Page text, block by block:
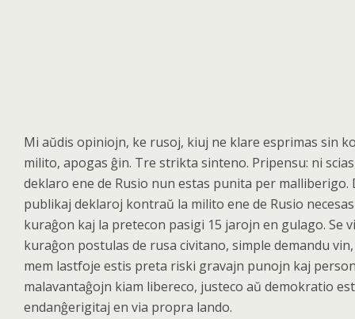
Mi aŭdis opiniojn, ke rusoj, kiuj ne klare esprimas sin
milito, apogas ĝin. Tre strikta sinteno. Pripensu: ni
deklaro ene de Rusio nun estas punita per malliberigo.
publikaj deklaroj kontraŭ la milito ene de Rusio
kuraĝon kaj la pretecon pasigi 15 jarojn en gulago. Se
kuraĝon postulas de rusa civitano, simple demandu
mem lastfoje estis preta riski gravajn punojn kaj
malavantaĝojn kiam libereco, justeco aŭ demokratio
endanĝerigitaj en via propra lando.